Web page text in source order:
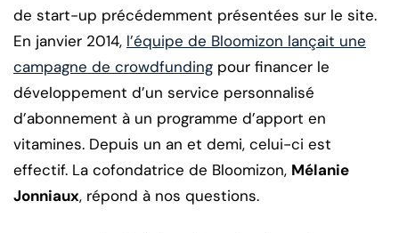
de start-up précédemment présentées sur le site.
En janvier 2014, l’équipe de Bloomizon lançait une
campagne de crowdfunding pour financer le
développement d’un service personnalisé
d’abonnement à un programme d’apport en
vitamines. Depuis un an et demi, celui-ci est
effectif. La cofondatrice de Bloomizon, Mélanie
Jonniaux, répond à nos questions.